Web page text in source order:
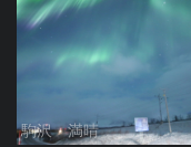
駒沢 満晴